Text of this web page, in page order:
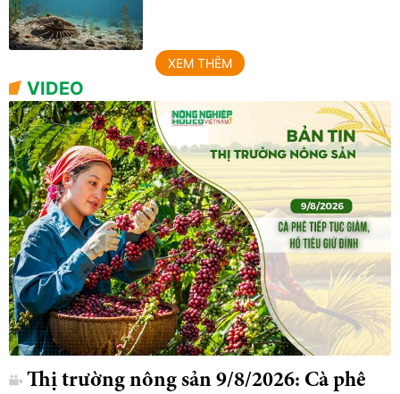
XEM THÊM
VIDEO
Thị trường nông sản 9/8/2026: Cà phê